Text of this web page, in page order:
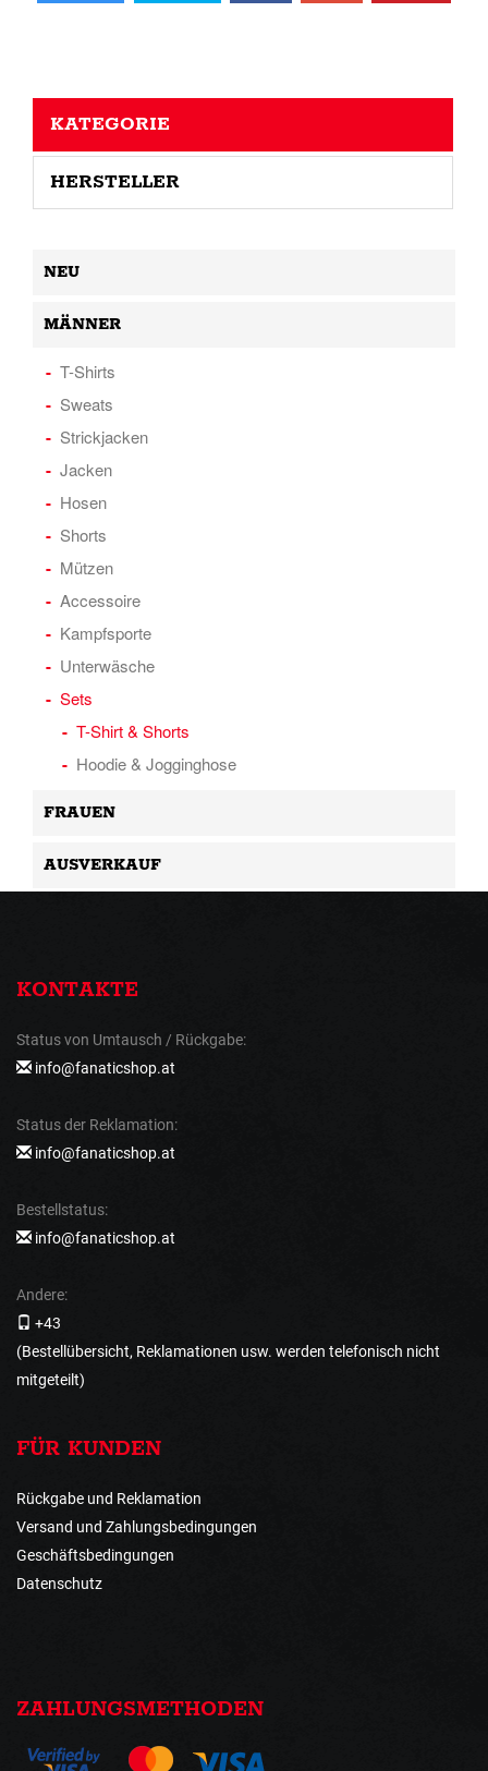
KATEGORIE
HERSTELLER
NEU
MÄNNER
T-Shirts
Sweats
Strickjacken
Jacken
Hosen
Shorts
Mützen
Accessoire
Kampfsporte
Unterwäsche
Sets
T-Shirt & Shorts
Hoodie & Jogginghose
FRAUEN
AUSVERKAUF
KONTAKTE
Status von Umtausch / Rückgabe:
info@fanaticshop.at
Status der Reklamation:
info@fanaticshop.at
Bestellstatus:
info@fanaticshop.at
Andere:
+43
(Bestellübersicht, Reklamationen usw. werden telefonisch nicht
mitgeteilt)
FÜR KUNDEN
Rückgabe und Reklamation
Versand und Zahlungsbedingungen
Geschäftsbedingungen
Datenschutz
ZAHLUNGSMETHODEN